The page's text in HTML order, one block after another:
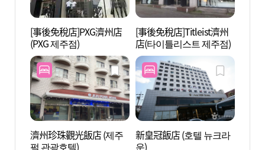
[事後免稅店]PXG濟州店
(PXG 제주점)
[事後免稅店]Titleist濟州
店(타이틀리스트 제주점)
濟州珍珠觀光飯店 (제주
펄 관광호텔)
新皇冠飯店 (호텔 뉴크라
운)